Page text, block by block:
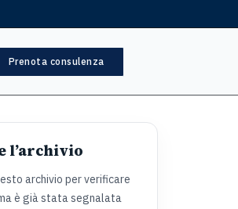
Prenota consulenza
l’archivio
archivio per verificare
è già stata segnalata